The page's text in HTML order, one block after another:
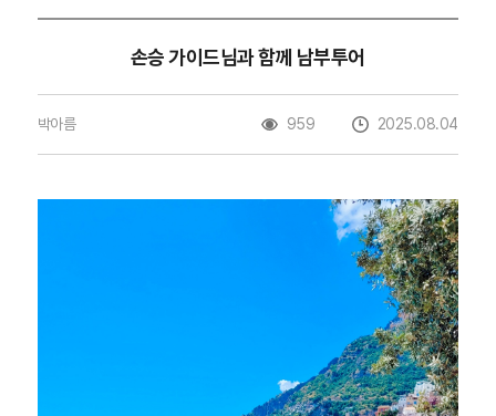
손승 가이드님과 함께 남부투어
박아름 959 2025.08.04